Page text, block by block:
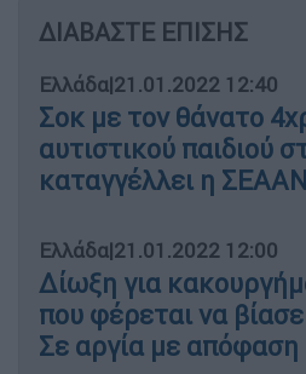
ΔΙΑΒΑΣΤΕ ΕΠΙΣΗΣ
Ελλάδα|21.01.2022 12:40
Σοκ με τον θάνατο
αυτιστικού παιδιού
καταγγέλλει η ΣΕΑΑΝ
Ελλάδα|21.01.2022 12:00
Δίωξη για
που φέρεται να
Σε αργία με απόφαση